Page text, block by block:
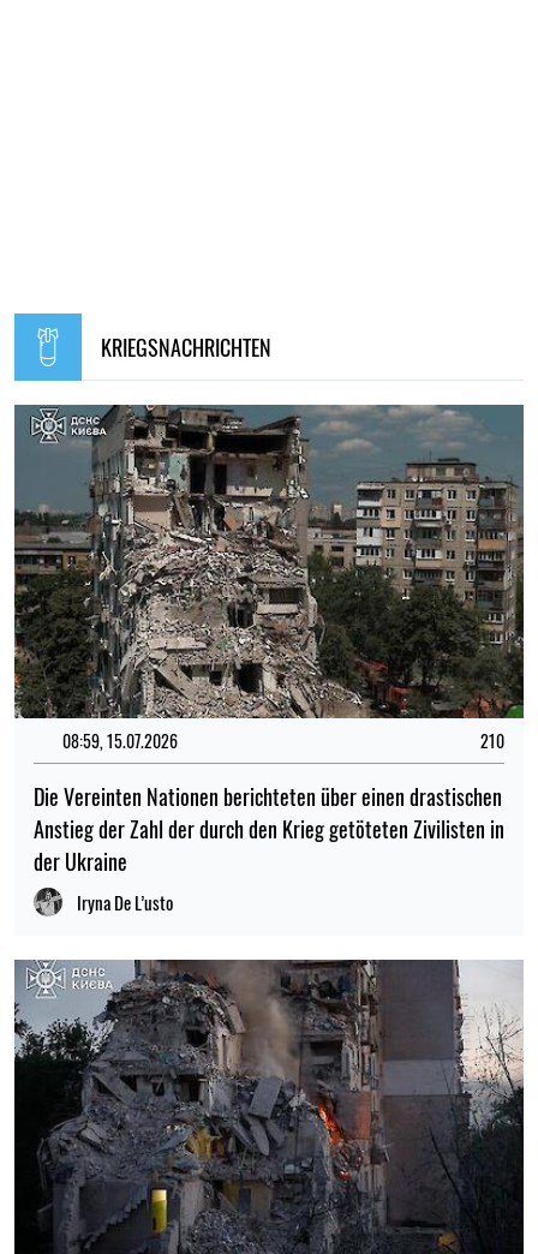
KRIEGSNACHRICHTEN
08:59, 15.07.2026 210
Die Vereinten Nationen berichteten über einen drastischen
Anstieg der Zahl der durch den Krieg getöteten Zivilisten in
der Ukraine
Iryna De L’usto